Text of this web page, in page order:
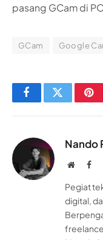
pasang GCam di
GCam Google
FacebookTwitter
Nando
Website
Pegiat
digital,